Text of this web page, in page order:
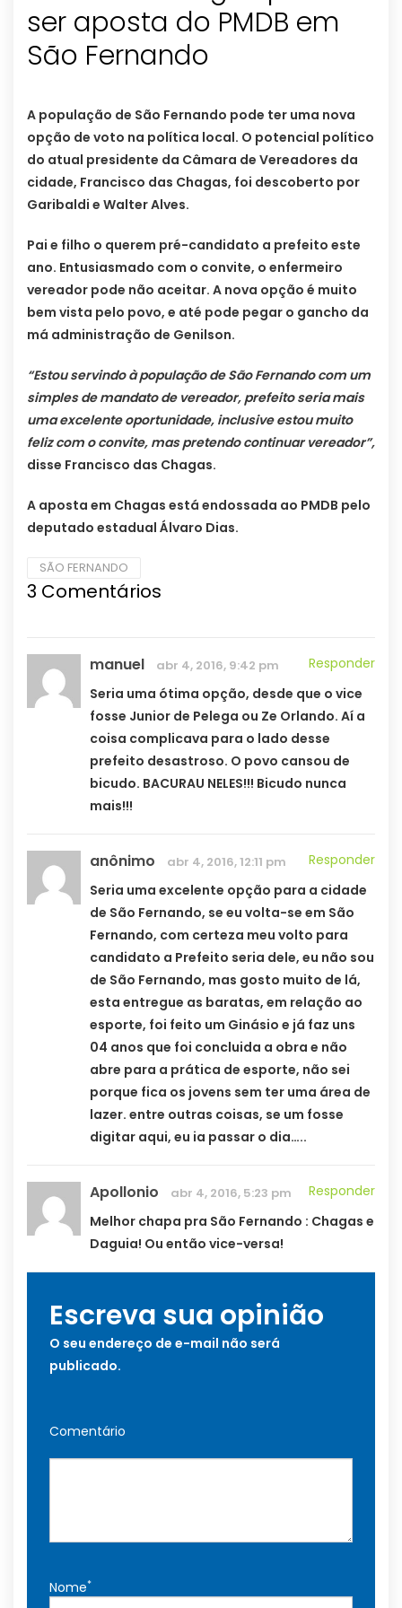
ser aposta do PMDB em
São Fernando
A população de São Fernando pode ter uma nova
opção de voto na política local. O potencial político
do atual presidente da Câmara de Vereadores da
cidade, Francisco das Chagas, foi descoberto por
Garibaldi e Walter Alves.
Pai e filho o querem pré-candidato a prefeito este
ano. Entusiasmado com o convite, o enfermeiro
vereador pode não aceitar. A nova opção é muito
bem vista pelo povo, e até pode pegar o gancho da
má administração de Genilson.
“Estou servindo à população de São Fernando com um
simples de mandato de vereador, prefeito seria mais
uma excelente oportunidade, inclusive estou muito
feliz com o convite, mas pretendo continuar vereador”,
disse Francisco das Chagas.
A aposta em Chagas está endossada ao PMDB pelo
deputado estadual Álvaro Dias.
SÃO FERNANDO
3 Comentários
manuel abr 4, 2016, 9:42 pm
Responder
Seria uma ótima opção, desde que o vice
fosse Junior de Pelega ou Ze Orlando. Aí a
coisa complicava para o lado desse
prefeito desastroso. O povo cansou de
bicudo. BACURAU NELES!!! Bicudo nunca
mais!!!
anônimo abr 4, 2016, 12:11 pm
Responder
Seria uma excelente opção para a cidade
de São Fernando, se eu volta-se em São
Fernando, com certeza meu volto para
candidato a Prefeito seria dele, eu não sou
de São Fernando, mas gosto muito de lá,
esta entregue as baratas, em relação ao
esporte, foi feito um Ginásio e já faz uns
04 anos que foi concluida a obra e não
abre para a prática de esporte, não sei
porque fica os jovens sem ter uma área de
lazer. entre outras coisas, se um fosse
digitar aqui, eu ia passar o dia…..
Apollonio abr 4, 2016, 5:23 pm
Responder
Melhor chapa pra São Fernando : Chagas e
Daguia! Ou então vice-versa!
Escreva sua opinião
O seu endereço de e-mail não será
publicado.
Comentário
Nome*